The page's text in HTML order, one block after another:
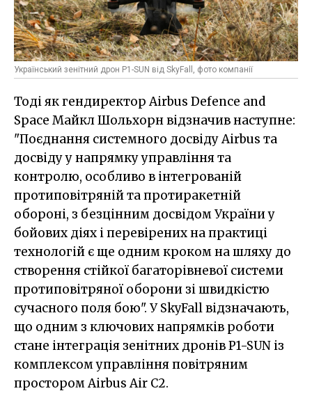
Український зенітний дрон P1-SUN від SkyFall, фото компанії
Тоді як гендиректор Airbus Defence and
Space Майкл Шольхорн відзначив наступне:
"Поєднання системного досвіду Airbus та
досвіду у напрямку управління та
контролю, особливо в інтегрованій
протиповітряній та протиракетній
обороні, з безцінним досвідом України у
бойових діях і перевірених на практиці
технологій є ще одним кроком на шляху до
створення стійкої багаторівневої системи
протиповітряної оборони зі швидкістю
сучасного поля бою". У SkyFall відзначають,
що одним з ключових напрямків роботи
стане інтеграція зенітних дронів P1-SUN із
комплексом управління повітряним
простором Airbus Air C2.